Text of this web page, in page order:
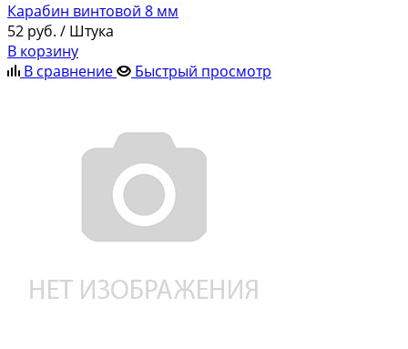
Карабин винтовой 8 мм
52 руб. / Штука
В корзину
В сравнение
Быстрый просмотр